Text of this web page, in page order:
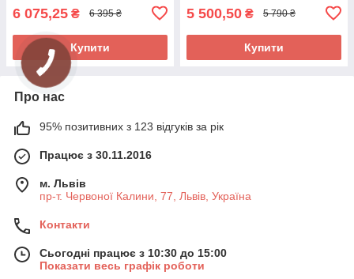
6 075,25 ₴ 6 395 ₴
Купити
5 500,50 ₴ 5 790 ₴
Купити
Про нас
95% позитивних з 123 відгуків за рік
Працює з 30.11.2016
м. Львів
пр-т. Червоної Калини, 77, Львів, Україна
Контакти
Сьогодні працює з 10:30 до 15:00
Показати весь графік роботи